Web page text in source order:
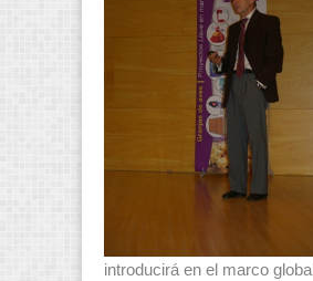
introducirá en el marco